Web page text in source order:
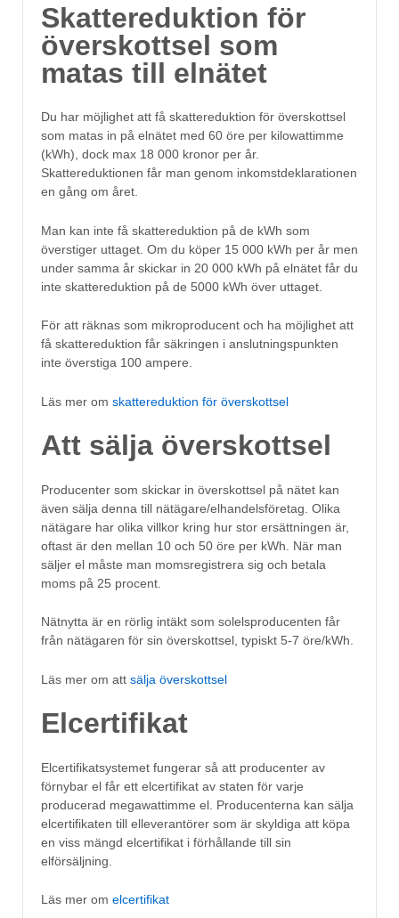
Skattereduktion för
överskottsel som
matas till elnätet
Du har möjlighet att få skattereduktion för överskottsel
som matas in på elnätet med 60 öre per kilowattimme
(kWh), dock max 18 000 kronor per år.
Skattereduktionen får man genom inkomstdeklarationen
en gång om året.
Man kan inte få skattereduktion på de kWh som
överstiger uttaget. Om du köper 15 000 kWh per år men
under samma år skickar in 20 000 kWh på elnätet får du
inte skattereduktion på de 5000 kWh över uttaget.
För att räknas som mikroproducent och ha möjlighet att
få skattereduktion får säkringen i anslutningspunkten
inte överstiga 100 ampere.
Läs mer om skattereduktion för överskottsel
Att sälja överskottsel
Producenter som skickar in överskottsel på nätet kan
även sälja denna till nätägare/elhandelsföretag. Olika
nätägare har olika villkor kring hur stor ersättningen är,
oftast är den mellan 10 och 50 öre per kWh. När man
säljer el måste man momsregistrera sig och betala
moms på 25 procent.
Nätnytta är en rörlig intäkt som solelsproducenten får
från nätägaren för sin överskottsel, typiskt 5-7 öre/kWh.
Läs mer om att sälja överskottsel
Elcertifikat
Elcertifikatsystemet fungerar så att producenter av
förnybar el får ett elcertifikat av staten för varje
producerad megawattimme el. Producenterna kan sälja
elcertifikaten till elleverantörer som är skyldiga att köpa
en viss mängd elcertifikat i förhållande till sin
elförsäljning.
Läs mer om elcertifikat